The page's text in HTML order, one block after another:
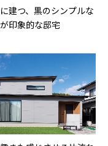
建つ、黒のシンプルな
印象的な邸宅